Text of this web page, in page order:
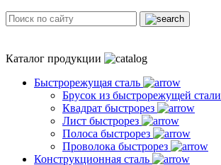
Каталог продукции
Быстрорежущая сталь
Брусок из быстрорежущей стали
Квадрат быстрорез
Лист быстрорез
Полоса быстрорез
Проволока быстрорез
Конструкционная сталь